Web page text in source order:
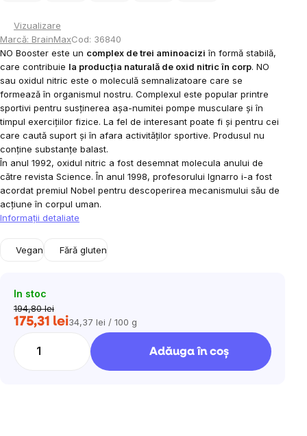
Vizualizare
Marcă: BrainMaxCod: 36840
NO Booster este un complex de trei aminoacizi în formă stabilă,
care contribuie la producția naturală de oxid nitric în corp. NO
sau oxidul nitric este o moleculă semnalizatoare care se
formează în organismul nostru. Complexul este popular printre
sportivi pentru susținerea așa-numitei pompe musculare și în
timpul exercițiilor fizice. La fel de interesant poate fi și pentru cei
care caută suport și în afara activităților sportive. Produsul nu
conține substanțe balast.
În anul 1992, oxidul nitric a fost desemnat molecula anului de
către revista Science. În anul 1998, profesorului Ignarro i-a fost
acordat premiul Nobel pentru descoperirea mecanismului său de
acțiune în corpul uman.
Informaţii detaliate
Vegan Fără gluten
In stoc
194,80 lei
175,31 leiEvaluare
34,37 lei / 100 g
Adăuga în coş